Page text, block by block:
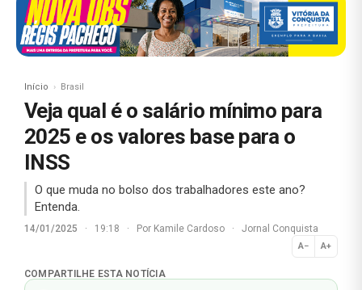
Início Brasil
Veja qual é o salário mínimo para
2025 e os valores base para o
INSS
O que muda no bolso dos trabalhadores este ano?
Entenda.
14/01/2025 · 19:18 · Por Kamile Cardoso · Jornal Conquista
A− A+
Normal
COMPARTILHE ESTA NOTÍCIA